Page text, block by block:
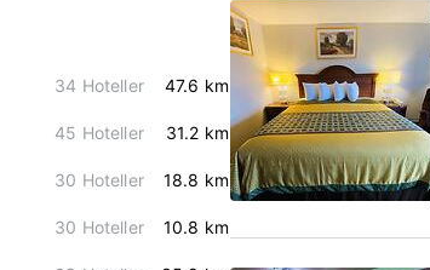
34 Hoteller 47.6 km
45 Hoteller 31.2 km
30 Hoteller 18.8 km
30 Hoteller 10.8 km